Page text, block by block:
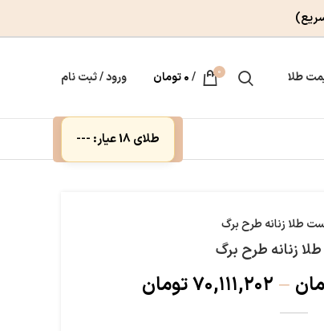
طلا 0
/۰تومان ورود / ثبت نام
طلای 18 عیار: ---
طلا زنانه طرح برگ
زنانه طرح برگ
– ۷۰,۱۱۱,۲۰۲تومان